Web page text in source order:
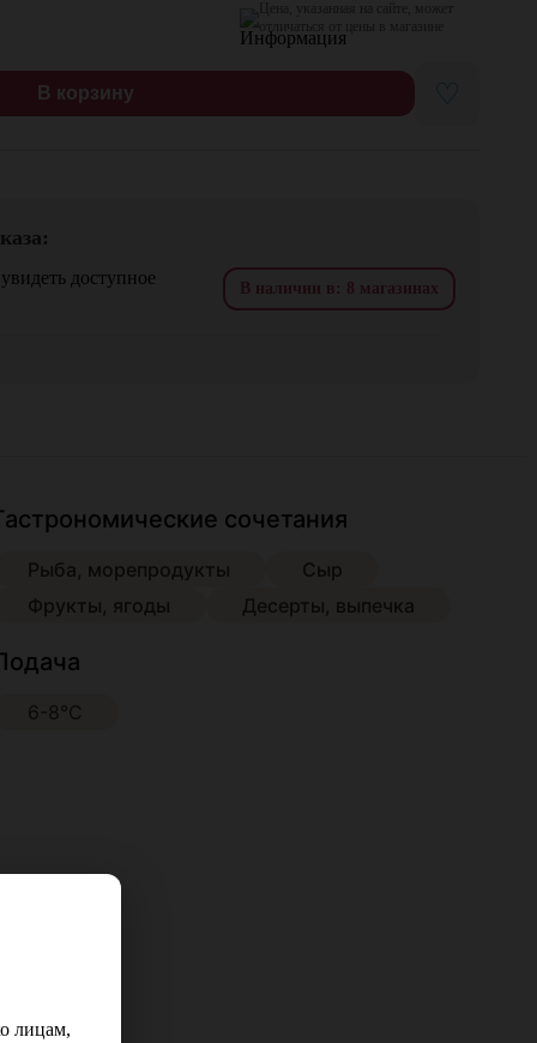
В корзину ♡
доступное
В наличии в: 8 магазинах
сочетания
Рыба, морепродукты
Сыр
Фрукты, ягоды
Десерты, выпечка
6-8°С
лицам,